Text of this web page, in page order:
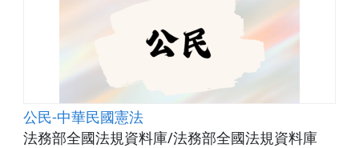
公民-中華民國憲法
法務部全國法規資料庫/法務部全國法規資料庫